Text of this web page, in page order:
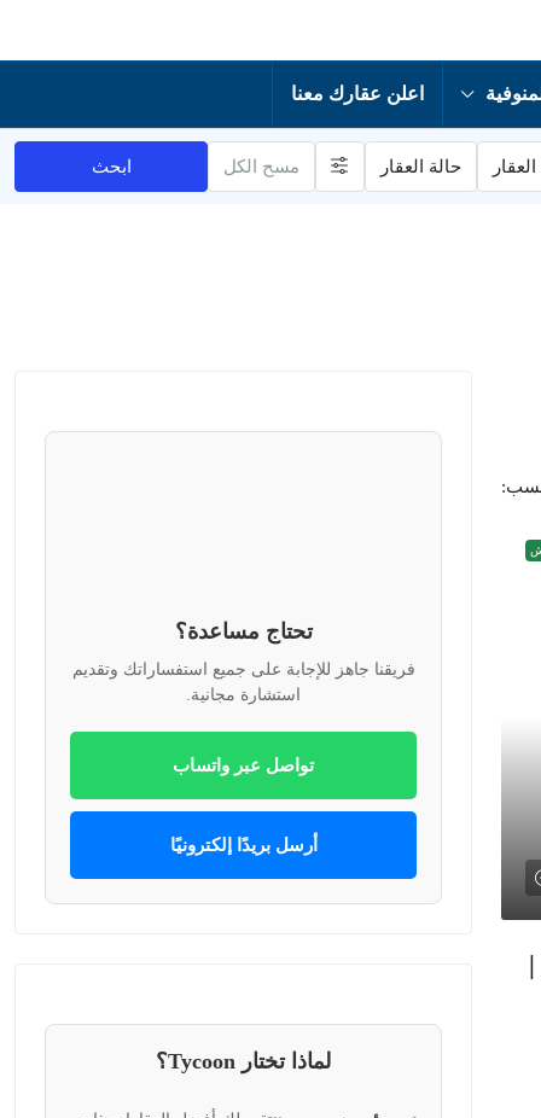
اعلن عقارك معنا
حالة العقار مسح الكل ابحث
40م |
تحتاج مساعدة؟
فريقنا جاهز للإجابة على جميع استفساراتك وتقديم
استشارة مجانية.
تواصل عبر واتساب
أرسل بريدًا إلكترونيًا
لماذا تختار Tycoon؟